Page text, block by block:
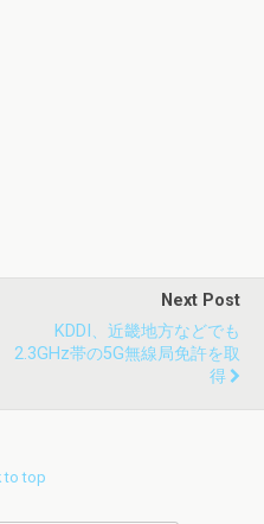
Next Post
KDDI、近畿地方などでも
2.3GHz帯の5G無線局免許を取
得
to top